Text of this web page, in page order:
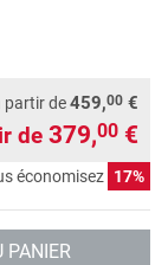
partir de459,00 €
de 379,00 €
économisez 17%
PANIER